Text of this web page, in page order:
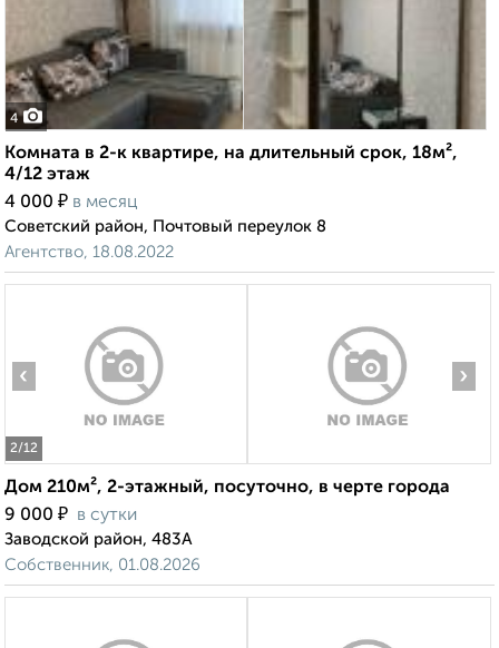
4
Комната в 2-к квартире, на длительный срок, 18м²,
4/12 этаж
4 000 ₽ в месяц
Советский район, Почтовый переулок 8
Агентство, 18.08.2022
2/12
‹ ›
Дом 210м², 2-этажный, посуточно, в черте города
9 000 ₽ в сутки
Заводской район, 483А
Собственник, 01.08.2026